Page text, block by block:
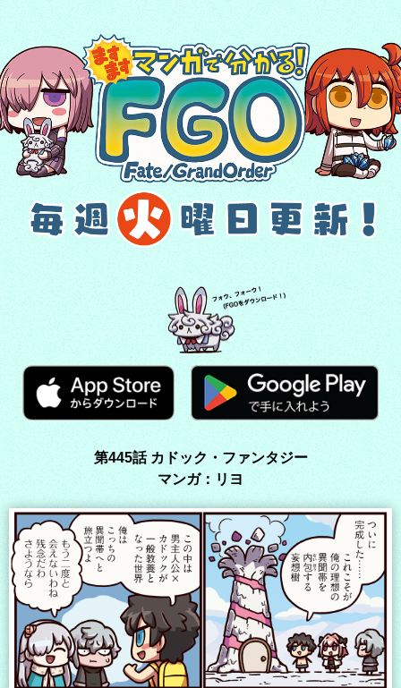
第445話 カドック・ファンタジー
マンガ：リヨ